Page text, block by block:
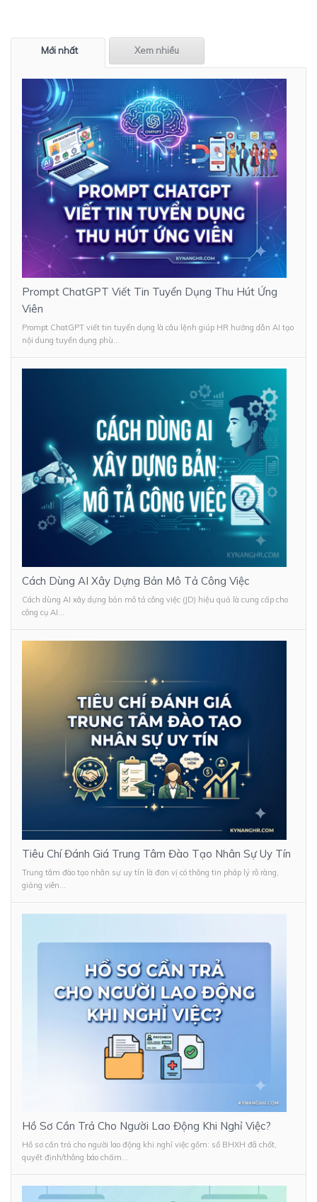
Mới nhất Xem nhiều
Prompt ChatGPT Viết Tin Tuyển Dụng Thu Hút Ứng
Viên
Prompt ChatGPT viết tin tuyển dụng là câu lệnh giúp HR hướng dẫn AI tạo
nội dung tuyển dụng phù...
Cách Dùng AI Xây Dựng Bản Mô Tả Công Việc
Cách dùng AI xây dựng bản mô tả công việc (JD) hiệu quả là cung cấp cho
công cụ AI...
Tiêu Chí Đánh Giá Trung Tâm Đào Tạo Nhân Sự Uy Tín
Trung tâm đào tạo nhân sự uy tín là đơn vị có thông tin pháp lý rõ ràng,
giảng viên...
Hồ Sơ Cần Trả Cho Người Lao Động Khi Nghỉ Việc?
Hồ sơ cần trả cho người lao động khi nghỉ việc gồm: sổ BHXH đã chốt,
quyết định/thông báo chấm...